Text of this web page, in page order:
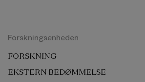
Forskningsenheden
FORSKNING
EKSTERN BEDØMMELSE